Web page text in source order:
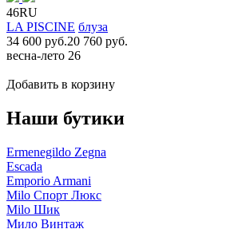
46RU
LA PISCINE блуза
34 600 руб.20 760 руб.
весна-лето 26
Добавить в корзину
Наши бутики
Ermenegildo Zegna
Escada
Emporio Armani
Milo Спорт Люкс
Milo Шик
Мило Винтаж